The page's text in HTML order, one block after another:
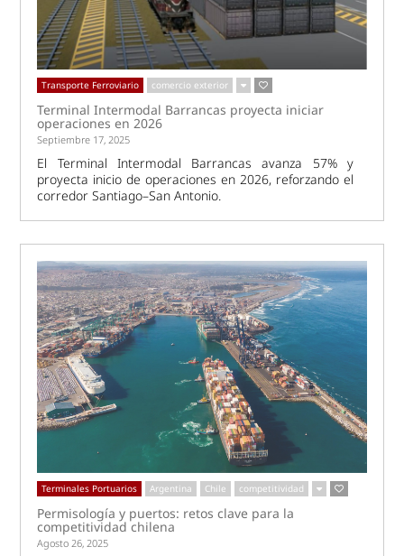
Transporte Ferroviario comercio exterior
Terminal Intermodal Barrancas proyecta iniciar
operaciones en 2026
Septiembre 17, 2025
El Terminal Intermodal Barrancas avanza 57% y
proyecta inicio de operaciones en 2026, reforzando el
corredor Santiago–San Antonio.
Terminales Portuarios Argentina Chile competitividad
Permisología y puertos: retos clave para la
competitividad chilena
Agosto 26, 2025